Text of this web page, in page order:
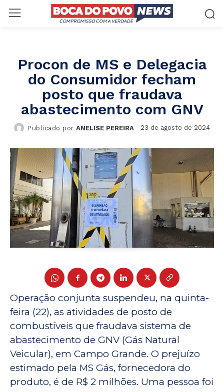
Procon de MS e Delegacia
do Consumidor fecham
posto que fraudava
abastecimento com GNV
Publicado por ANELISE PEREIRA 23 de agosto de 2024
Operação conjunta suspendeu, na quinta-
feira (22), as atividades de posto de
combustíveis que fraudava sistema de
abastecimento de GNV (Gás Natural
Veicular), em Campo Grande. O prejuízo
estimado pela MS Gás, fornecedora do
produto, é de R$ 2 milhões. Uma pessoa foi